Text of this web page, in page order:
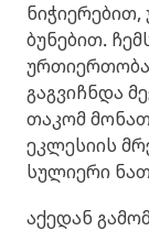
ბუნებით.
ურთიერთობა
გაგვიჩნდა
თაკომ
ეკლესიის
სულიერი
აქედან